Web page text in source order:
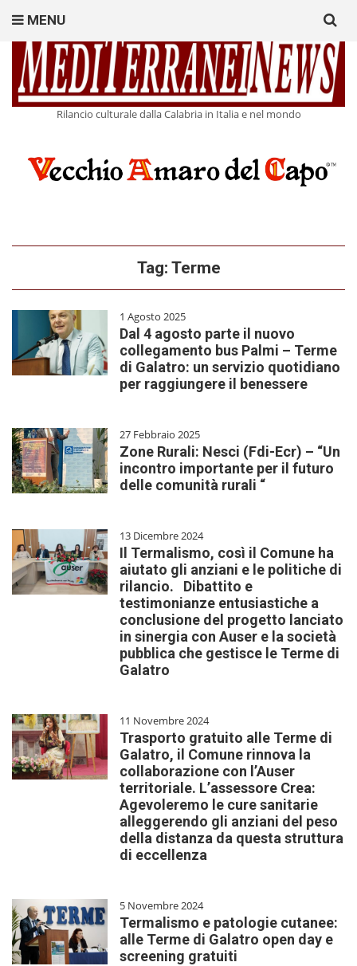
Rilancio culturale dalla Calabria in Italia e nel mondo
MENU
for:
Tag: Terme
1 Agosto 2025
Dal 4 agosto parte il nuovo
collegamento bus Palmi – Terme
di Galatro: un servizio quotidiano
per raggiungere il benessere
27 Febbraio 2025
Zone Rurali: Nesci (Fdi-Ecr) – “Un
incontro importante per il futuro
delle comunità rurali “
13 Dicembre 2024
Il Termalismo, così il Comune ha
aiutato gli anziani e le politiche di
rilancio. Dibattito e
testimonianze entusiastiche a
conclusione del progetto lanciato
in sinergia con Auser e la società
pubblica che gestisce le Terme di
Galatro
11 Novembre 2024
Trasporto gratuito alle Terme di
Galatro, il Comune rinnova la
collaborazione con l’Auser
territoriale. L’assessore Crea:
Agevoleremo le cure sanitarie
alleggerendo gli anziani del peso
della distanza da questa struttura
di eccellenza
5 Novembre 2024
Termalismo e patologie cutanee:
alle Terme di Galatro open day e
screening gratuiti